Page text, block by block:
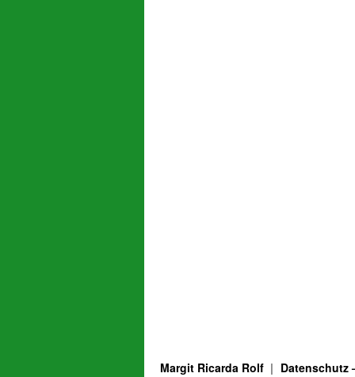
Margit Ricarda Rolf Datenschutz